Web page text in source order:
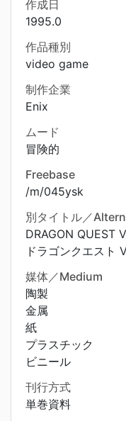
作成日
1995.0
作品種別
video game
制作企業
Enix
ムード
冒険的
Freebase
/m/045ysk
別タイトル／
DRAGON QUEST
ドラゴンクエスト
媒体／Medium
陶製
金属
紙
プラスチック
ビニール
刊行方式
単巻資料